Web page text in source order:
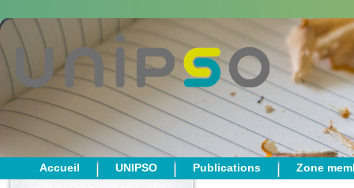
Accueil UNIPSO Publications Zone